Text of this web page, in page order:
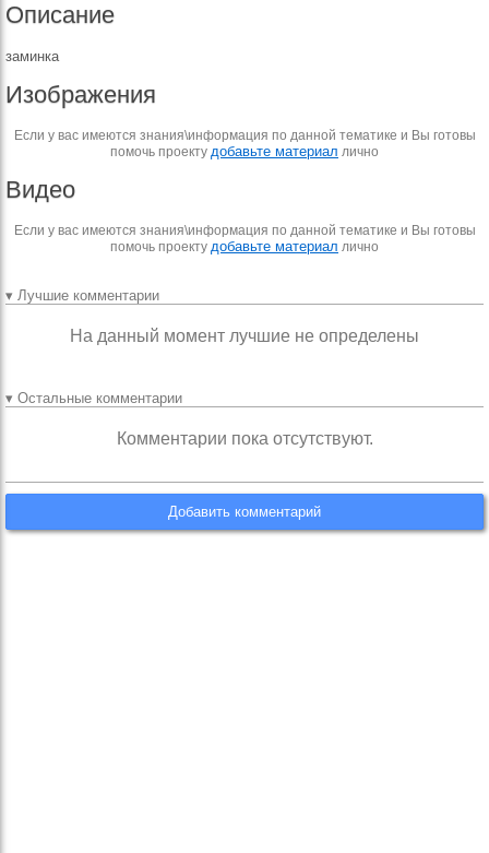
Описание
заминка
Изображения
Если у вас имеются знания\информация по данной тематике и Вы готовы
помочь проекту добавьте материал лично
Видео
Если у вас имеются знания\информация по данной тематике и Вы готовы
помочь проекту добавьте материал лично
▾ Лучшие комментарии
На данный момент лучшие не определены
▾ Остальные комментарии
Комментарии пока отсутствуют.
Добавить комментарий